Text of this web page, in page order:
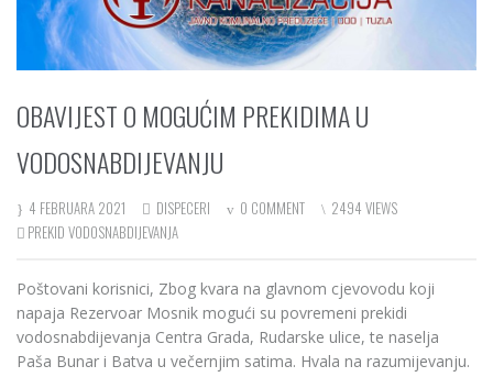
OBAVIJEST O MOGUĆIM PREKIDIMA U
VODOSNABDIJEVANJU
4 FEBRUARA 2021 DISPECERI 0 COMMENT
2494 VIEWS
PREKID VODOSNABDIJEVANJA
Poštovani korisnici, Zbog kvara na glavnom cjevovodu koji
napaja Rezervoar Mosnik mogući su povremeni prekidi
vodosnabdijevanja Centra Grada, Rudarske ulice, te naselja
Paša Bunar i Batva u večernjim satima. Hvala na razumijevanju.